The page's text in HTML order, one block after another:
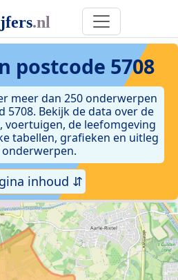
postcode 5708
meer dan 250 onderwerpen
5708. Bekijk de data over de
voertuigen, de leefomgeving
tabellen, grafieken en uitleg
onderwerpen.
inhoud ⇵